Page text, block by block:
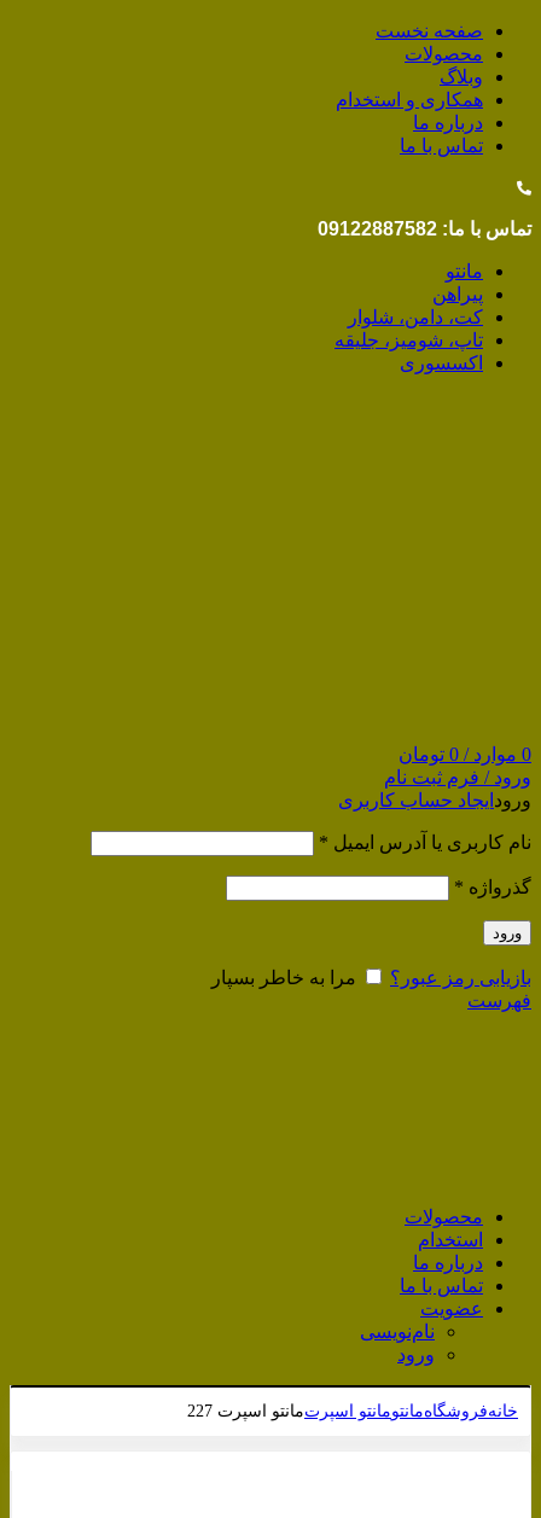
صفحه نخست
محصولات
وبلاگ
همکاری و استخدام
درباره ما
تماس با ما
تماس با ما: 09122887582
مانتو
پیراهن
کت، دامن، شلوار
تاپ، شومیز، جلیقه
اکسسوری
0 موارد /
0 تومان
ورود / فرم ثبت نام
ورود ایجاد حساب کاربری
نام کاربری یا آدرس ایمیل *
گذرواژه *
ورود
بازیابی رمز عبور؟
مرا به خاطر بسپار
فهرست
محصولات
استخدام
درباره ما
تماس با ما
عضویت
نام‌نویسی
ورود
خانهفروشگاهمانتومانتو اسپرتمانتو اسپرت 227